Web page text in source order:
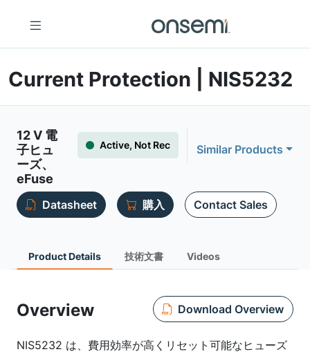
Current Protection | NIS5232
12 V 電
子ヒュ
ーズ、
eFuse
Active, Not Rec Similar Products
Datasheet 購入 Contact Sales
Product Details 技術文書 Videos
Overview Download Overview
NIS5232 は、費用効率が高くリセット可能なヒューズ